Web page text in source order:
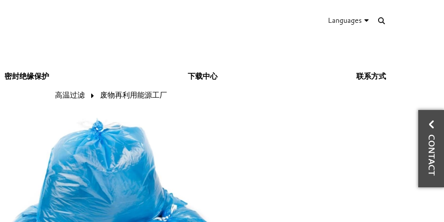
Languages
密封绝缘保护 下载中心 联系方式
高温过滤 废物再利用能源工厂
CONTACT